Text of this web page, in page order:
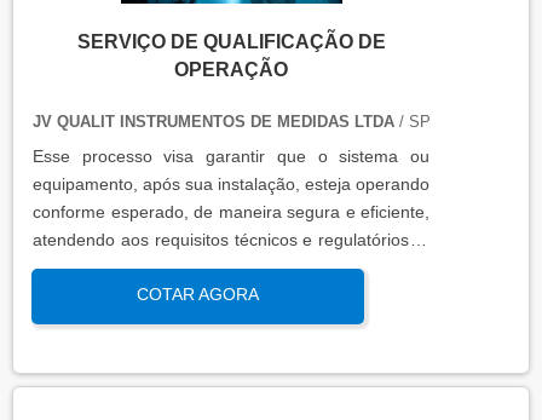
SERVIÇO DE QUALIFICAÇÃO DE
OPERAÇÃO
JV QUALIT INSTRUMENTOS DE MEDIDAS LTDA/ SP
Esse processo visa garantir que o sistema ou
equipamento, após sua instalação, esteja operando
conforme esperado, de maneira segura e eficiente,
atendendo aos requisitos técnicos e regulatórios. A
qualificação de operação é focada em verificar se o
sistema ou equipamento funciona dentro dos
parâmetros esperados em condições reais de
qualidade, produtividade e segurança no ambiente
COTAR AGORA